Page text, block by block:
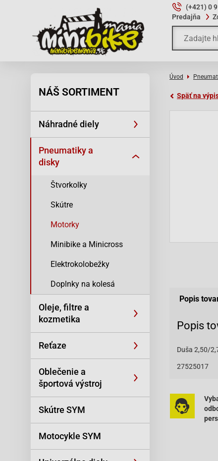
(+421) 0
Predajňa
NÁŠ SORTIMENT
Náhradné diely
Pneumatiky a
disky
Štvorkolky
Skútre
Motorky
Minibike a Minicross
Elektrokolobežky
Doplnky na kolesá
Oleje, filtre a
kozmetika
Reťaze
Oblečenie a
športová výstroj
Skútre SYM
Motocykle SYM
Úvod
Späť na
Popis
Popis
Duša 2,50/
27525017